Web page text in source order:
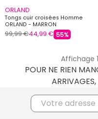
ORLAND
Tongs cuir croisées Homme
ORLAND - MARRON
99,99 €44,99 € 55%
Affichage
POUR NE RIEN